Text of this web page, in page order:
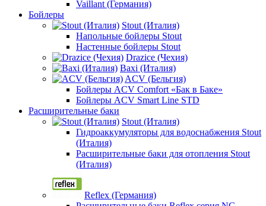
Vaillant (Германия)
Бойлеры
Stout (Италия)
Напольные бойлеры Stout
Настенные бойлеры Stout
Drazice (Чехия)
Baxi (Италия)
ACV (Бельгия)
Бойлеры ACV Comfort «Бак в Баке»
Бойлеры ACV Smart Line STD
Расширительные баки
Stout (Италия)
Гидроаккумуляторы для водоснабжения Stout
(Италия)
Расширительные баки для отопления Stout
(Италия)
Reflex (Германия)